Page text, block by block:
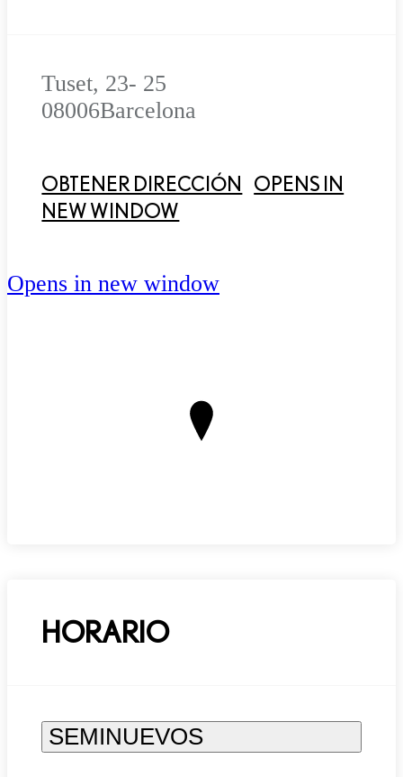
Tuset, 23- 25
08006Barcelona
OBTENER DIRECCIÓN OPENS IN
NEW WINDOW
Opens in new window
HORARIO
SEMINUEVOS